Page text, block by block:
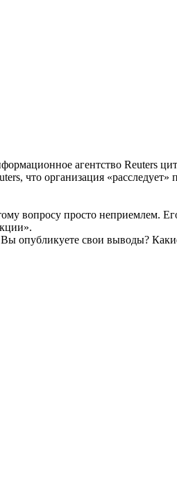
агентство Reuters
что организация
вопросу просто неприемлем.
опубликуете свои выводы?